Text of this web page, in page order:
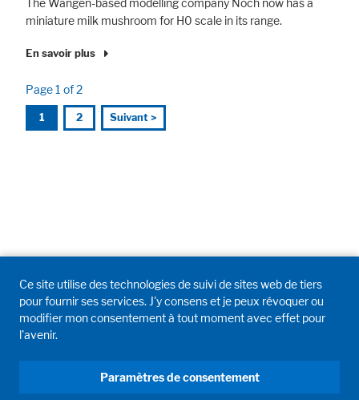
miniature milk mushroom for H0 scale in its range.
En savoir plus
Page 1 of 2
1 2 Suivant >
Ce site utilise des technologies de suivi de sites web de tiers
pour fournir ses services. J'y consens et je peux révoquer ou
modifier mon consentement à tout moment avec effet pour
l'avenir.
Paramètres de consentement